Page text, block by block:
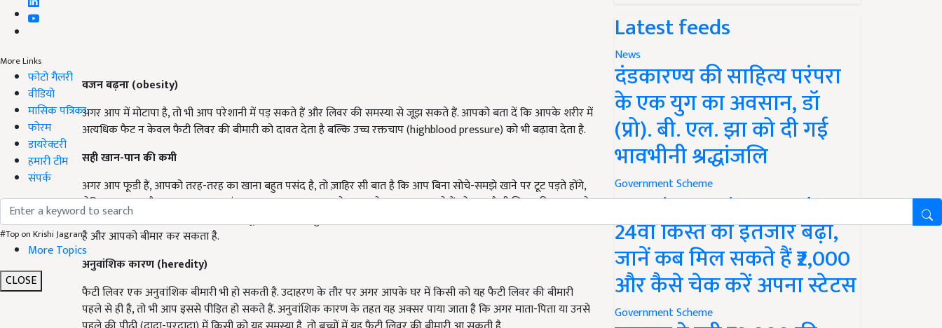
More Links
फोटो गैलरी
वीडियो
मासिक पत्रिका
फोरम
डायरेक्टरी
हमारी टीम
संपर्क
#Top on Krishi Jagran
More Topics
CLOSE
वजन बढ़ना (obesity)
अगर आप में मोटापा है, तो भी आप परेशानी में पड़ सकते हैं और लिवर की समस्या से जूझ सकते हैं. आपको बता दें कि आपके शरीर में
अत्यधिक फैट न केवल फैटी लिवर की बीमारी को दावत देता है बल्कि उच्च रक्तचाप (highblood pressure) को भी बढ़ावा देता है.
सही खान-पान की कमी
अगर आप फूडी हैं, आपको तरह-तरह का खाना बहुत पसंद है, तो ज़ाहिर सी बात है कि आप बिना सोचे-समझे खाने पर टूट पड़ते होंगे,
लेकिन यह गलत है. अगर आप ज्यादा जंक या फ़ास्ट फ़ूड या ज्यादा तेल-मसाले वाला खाना खाते हैं, तो आप फैटी लिवर की समस्या से
ग्रस्त हो सकते हैं. इसके साथ ही अगर आप पूरी तरह से पका हुआ खाना नहीं लेते हैं, तो भी यह आपकी पाचन प्रक्रिया को बिगाड़ सकता
है और आपको बीमार कर सकता है.
अनुवांशिक कारण (heredity)
फैटी लिवर एक अनुवांशिक बीमारी भी हो सकती है. उदाहरण के तौर पर अगर आपके घर में किसी को यह फैटी लिवर की बीमारी
पहले से ही है, तो भी आप इससे पीड़ित हो सकते हैं. अनुवांशिक कारण के तहत यह अक्सर पाया जाता है कि अगर माता-पिता या उनसे
Latest feeds
News
दंडकारण्य की साहित्य परंपरा
के एक युग का अवसान, डॉ
(प्रो). बी. एल. झा को दी गई
भावभीनी श्रद्धांजलि
Government Scheme
PM Kisan Yojana Update:
24वीं किस्त का इंतजार बढ़ा,
जानें कब मिल सकते हैं ₹2,000
और कैसे चेक करें अपना स्टेटस
Government Scheme